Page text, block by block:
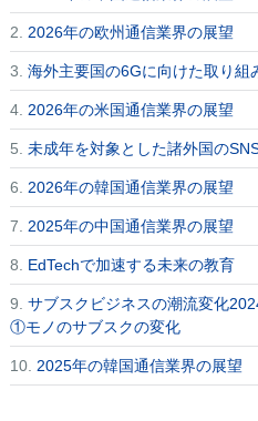
2. 2026年の欧州通信業界の展望
3. 海外主要国の6Gに向けた取り組
4. 2026年の米国通信業界の展望
5. 未成年を対象とした諸外国の
6. 2026年の韓国通信業界の展望
7. 2025年の中国通信業界の展望
8. EdTechで加速する未来の教育
9. サブスクビジネスの潮流変化
①モノのサブスクの変化
10. 2025年の韓国通信業界の展望